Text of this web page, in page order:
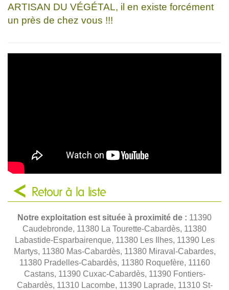
ARTISAN DU VÉGÉTAL, il en existe forcément
un près de chez vous !!!
Retour à la liste
Notre exploitation est située à proximité de : 11390
Caudebronde, 11380 La Tourette-Cabardès, 11380
Labastide-Esparbairenque, 11380 Les Ilhes, 11390 Les
Martys, 11380 Mas-Cabardès, 11380 Miraval-Cabardes,
11380 Pradelles-Cabardès, 11380 Roquefère, 11160
Castans, 11390 Cuxac-Cabardès, 11390 Fontiers-
Cabardès, 11310 Lacombe, 11390 Laprade, 11310 St-